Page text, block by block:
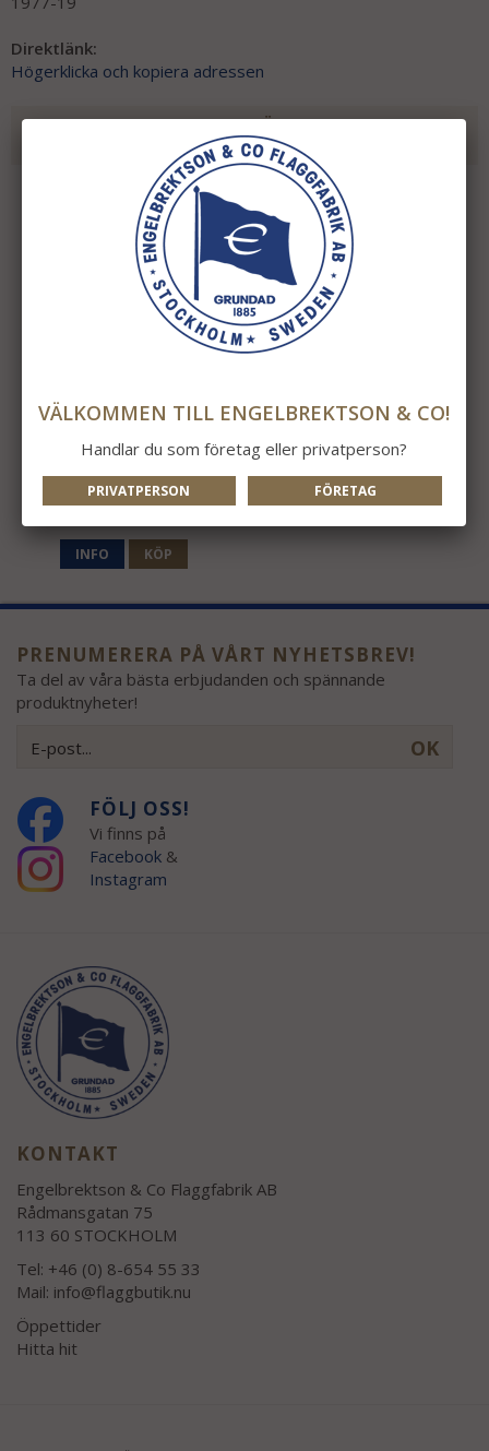
Direktlänk:
Högerklicka och kopiera adressen
REKOMMENDERADE TILLBEHÖR TILL DENNA
INFO KÖP
PRENUMERERA PÅ VÅRT NYHETSBREV!
Ta del av våra bästa erbjudanden och spännande
produktnyheter!
OK
FÖLJ OSS!
Vi finns på
Facebook&
Instagram
KONTAKT
Engelbrektson & Co Flaggfabrik AB
Rådmansgatan 75
113 60 STOCKHOLM
Tel: +46 (0) 8-654 55 33
Mail: info@flaggbutik.nu
Öppettider
Hitta hit
VÄLKOMMEN TILL ENGELBREKTSON & CO!
Handlar du som företag eller privatperson?
PRIVATPERSON FÖRETAG